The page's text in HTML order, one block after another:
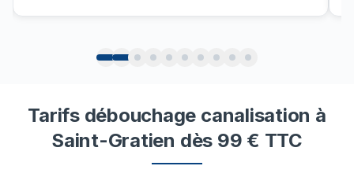
Tarifs débouchage canalisation à
Saint-Gratien dès 99 € TTC